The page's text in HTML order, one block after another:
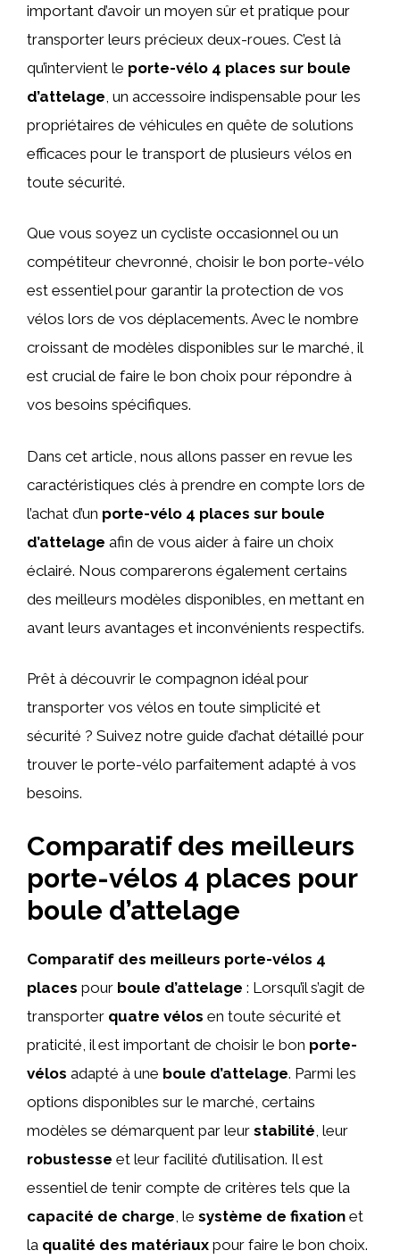
important d’avoir un moyen sûr et pratique pour
transporter leurs précieux deux-roues. C’est là
qu’intervient le porte-vélo 4 places sur boule
d’attelage , un accessoire indispensable pour les
propriétaires de véhicules en quête de solutions
efficaces pour le transport de plusieurs vélos en
toute sécurité.
Que vous soyez un cycliste occasionnel ou un
compétiteur chevronné, choisir le bon porte-vélo
est essentiel pour garantir la protection de vos
vélos lors de vos déplacements. Avec le nombre
croissant de modèles disponibles sur le marché, il
est crucial de faire le bon choix pour répondre à
vos besoins spécifiques.
Dans cet article, nous allons passer en revue les
caractéristiques clés à prendre en compte lors de
l’achat d’un porte-vélo 4 places sur boule
d’attelage afin de vous aider à faire un choix
éclairé. Nous comparerons également certains
des meilleurs modèles disponibles, en mettant en
avant leurs avantages et inconvénients respectifs.
Prêt à découvrir le compagnon idéal pour
transporter vos vélos en toute simplicité et
sécurité ? Suivez notre guide d’achat détaillé pour
trouver le porte-vélo parfaitement adapté à vos
besoins.
Comparatif des meilleurs
porte-vélos 4 places pour
boule d’attelage
Comparatif des meilleurs porte-vélos 4
places pour boule d’attelage : Lorsqu’il s’agit de
transporter quatre vélos en toute sécurité et
praticité, il est important de choisir le bon porte-
vélos adapté à une boule d’attelage. Parmi les
options disponibles sur le marché, certains
modèles se démarquent par leur stabilité , leur
robustesse et leur facilité d’utilisation. Il est
essentiel de tenir compte de critères tels que la
capacité de charge , le système de fixation et
la qualité des matériaux pour faire le bon choix.